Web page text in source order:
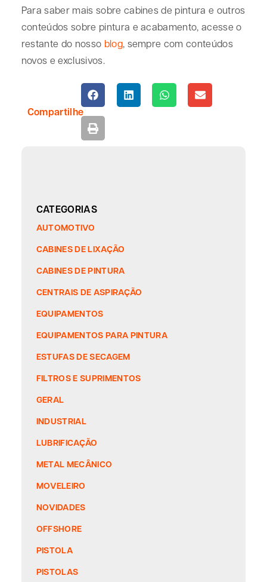
Para saber mais sobre cabines de pintura e outros
conteúdos sobre pintura e acabamento, acesse o
restante do nosso blog, sempre com conteúdos
novos e exclusivos.
Compartilhe
CATEGORIAS
AUTOMOTIVO
CABINES DE LIXAÇÃO
CABINES DE PINTURA
CENTRAIS DE ASPIRAÇÃO
EQUIPAMENTOS
EQUIPAMENTOS PARA PINTURA
ESTUFAS DE SECAGEM
FILTROS E SUPRIMENTOS
GERAL
INDUSTRIAL
LUBRIFICAÇÃO
METAL MECÂNICO
MOVELEIRO
NOVIDADES
OFFSHORE
PISTOLA
PISTOLAS